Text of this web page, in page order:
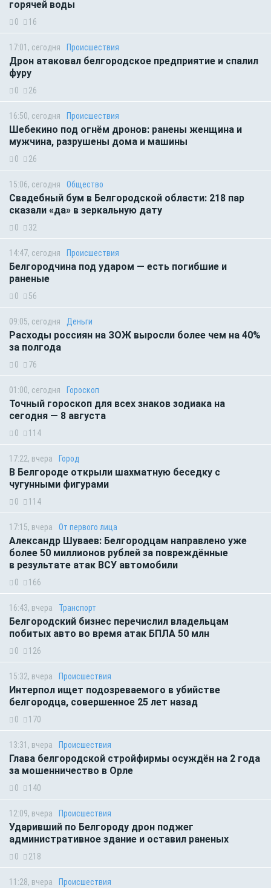
горячей воды
0 16
17:01, сегодня Происшествия
Дрон атаковал белгородское предприятие и спалил
фуру
0 26
16:50, сегодня Происшествия
Шебекино под огнём дронов: ранены женщина и
мужчина, разрушены дома и машины
0 26
15:06, сегодня Общество
Свадебный бум в Белгородской области: 218 пар
сказали «да» в зеркальную дату
0 32
14:47, сегодня Происшествия
Белгородчина под ударом — есть погибшие и
раненые
0 56
09:05, сегодня Деньги
Расходы россиян на ЗОЖ выросли более чем на 40%
за полгода
0 76
01:00, сегодня Гороскоп
Точный гороскоп для всех знаков зодиака на
сегодня — 8 августа
0 114
17:22, вчера Город
В Белгороде открыли шахматную беседку с
чугунными фигурами
0 114
17:15, вчера От первого лица
Александр Шуваев: Белгородцам направлено уже
более 50 миллионов рублей за повреждённые
в результате атак ВСУ автомобили
0 166
16:43, вчера Транспорт
Белгородский бизнес перечислил владельцам
побитых авто во время атак БПЛА 50 млн
0 126
15:32, вчера Происшествия
Интерпол ищет подозреваемого в убийстве
белгородца, совершенное 25 лет назад
0 170
13:31, вчера Происшествия
Глава белгородской стройфирмы осуждён на 2 года
за мошенничество в Орле
0 140
12:09, вчера Происшествия
Ударивший по Белгороду дрон поджег
административное здание и оставил раненых
0 218
11:28, вчера Происшествия